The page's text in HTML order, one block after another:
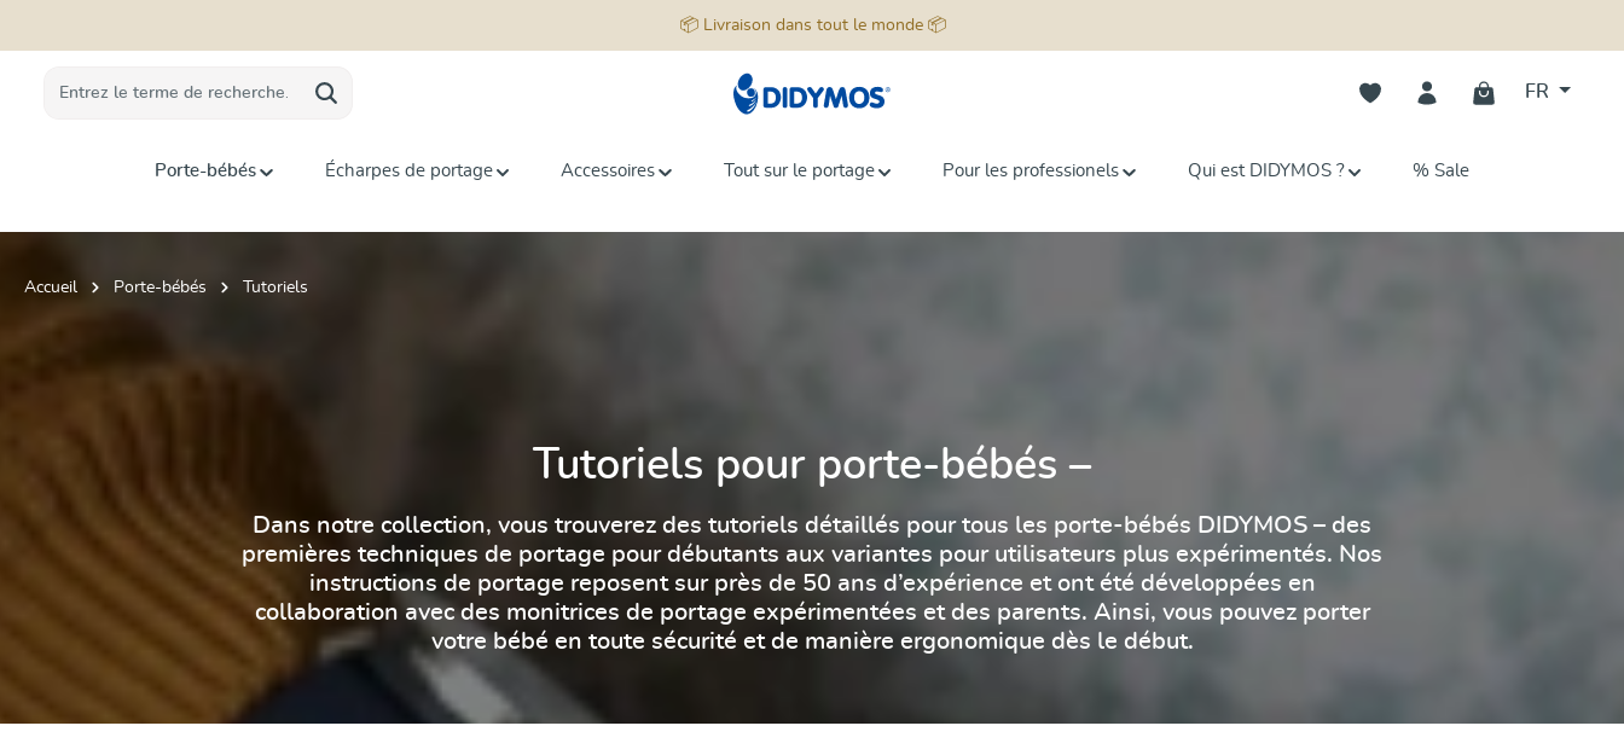
📦 Livraison dans tout le monde 📦
Vous avez 0 articles dans votre
FR
Porte-bébés Écharpes de portage Accessoires Tout sur le portage Pour les professionels Qui est DIDYMOS ? % Sale
Accueil Porte-bébés Tutoriels
Tutoriels pour porte-bébés –
Dans notre collection, vous trouverez des tutoriels détaillés pour tous les porte-bébés DIDYMOS – des
premières techniques de portage pour débutants aux variantes pour utilisateurs plus expérimentés. Nos
instructions de portage reposent sur près de 50 ans d’expérience et ont été développées en
collaboration avec des monitrices de portage expérimentées et des parents. Ainsi, vous pouvez porter
votre bébé en toute sécurité et de manière ergonomique dès le début.